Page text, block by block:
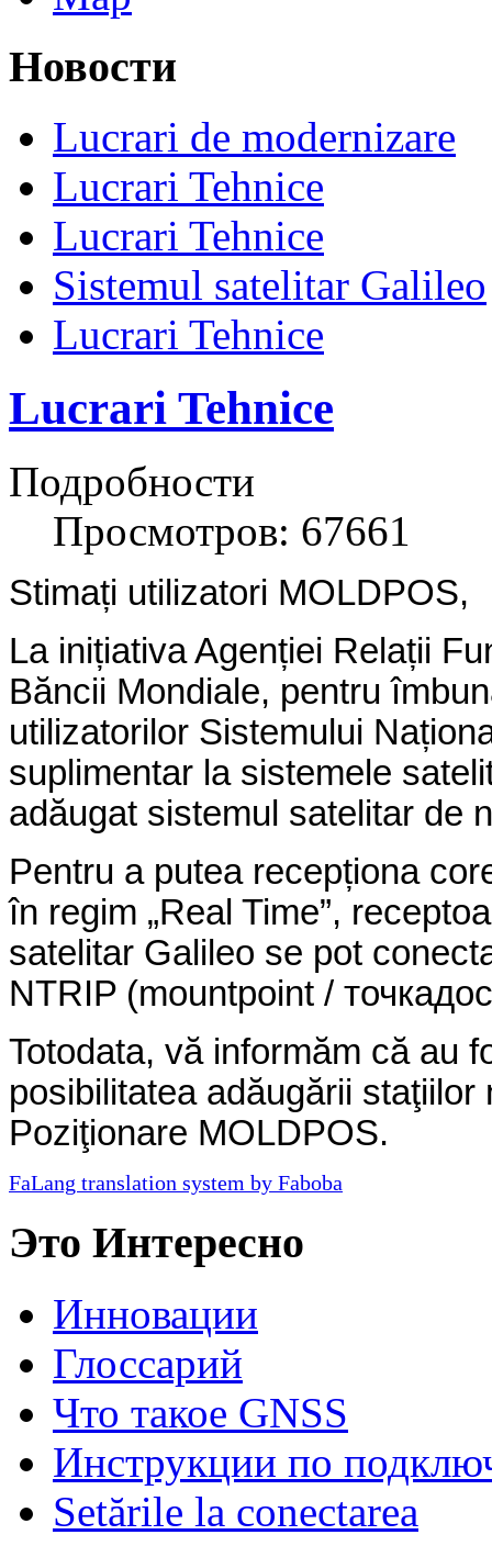
Новости
Lucrari de modernizare
Lucrari Tehnice
Lucrari Tehnice
Sistemul satelitar Galileo
Lucrari Tehnice
Lucrari Tehnice
Подробности
Просмотров: 67661
Stimați utilizatori MOLDPOS,
La inițiativa Agenției Relații
Băncii Mondiale, pentru
utilizatorilor Sistemului
suplimentar la sistemele
adăugat sistemul satelitar de
Pentru a putea recepționa
în regim „Real Time”,
satelitar Galileo se pot
NTRIP (mountpoint / точка
Totodata, vă informăm că au
posibilitatea adăugării
Poziţionare MOLDPOS.
FaLang translation system by Faboba
Это Интересно
Инновации
Глосcарий
Что такое GNSS
Инструкции по
Setările la conectarea